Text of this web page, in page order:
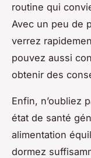
routine qui
Avec un peu de
verrez
pouvez aussi
obtenir des
Enfin, n’oubliez
état de santé
alimentation
dormez